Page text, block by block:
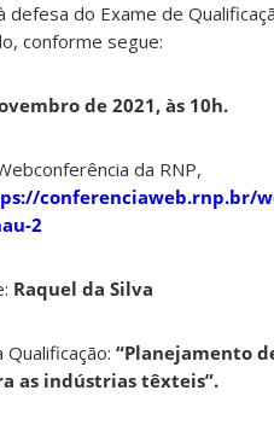
defesa do Exame de
conforme segue:
de 2021, às 10h.
da RNP,
conferenciaweb.rnp.br/
2
Raquel da Silva
Qualificação: “Planejamento
as indústrias têxteis”.